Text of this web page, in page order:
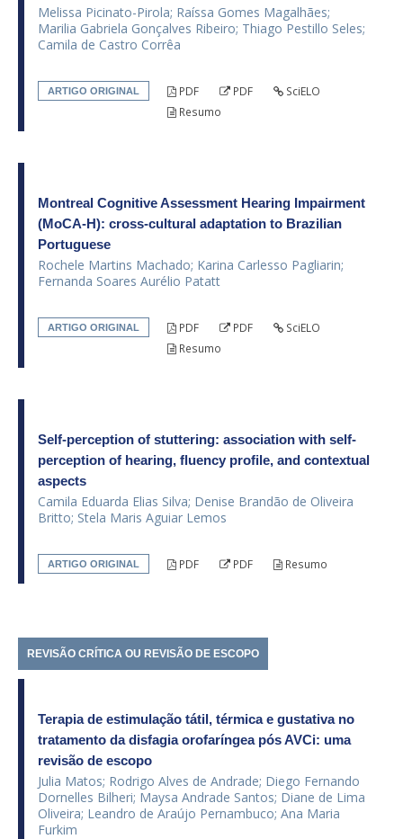
Melissa Picinato-Pirola; Raíssa Gomes Magalhães;
Marilia Gabriela Gonçalves Ribeiro; Thiago Pestillo Seles;
Camila de Castro Corrêa
ARTIGO ORIGINAL PDF PDF
SciELO
Resumo
Montreal Cognitive Assessment Hearing Impairment
(MoCA-H): cross-cultural adaptation to Brazilian
Portuguese
Rochele Martins Machado; Karina Carlesso Pagliarin;
Fernanda Soares Aurélio Patatt
ARTIGO ORIGINAL PDF PDF
SciELO
Resumo
Self-perception of stuttering: association with self-
perception of hearing, fluency profile, and contextual
aspects
Camila Eduarda Elias Silva; Denise Brandão de Oliveira
Britto; Stela Maris Aguiar Lemos
ARTIGO ORIGINAL PDF PDF Resumo
REVISÃO CRÍTICA OU REVISÃO DE ESCOPO
Terapia de estimulação tátil, térmica e gustativa no
tratamento da disfagia orofaríngea pós AVCi: uma
revisão de escopo
Julia Matos; Rodrigo Alves de Andrade; Diego Fernando
Dornelles Bilheri; Maysa Andrade Santos; Diane de Lima
Oliveira; Leandro de Araújo Pernambuco; Ana Maria
Furkim